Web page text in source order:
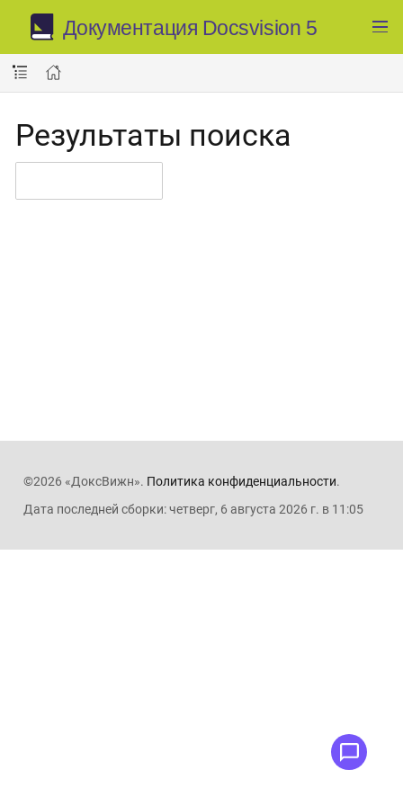
Документация Docsvision 5
Результаты поиска
©2026 «ДоксВижн». Политика конфиденциальности.
Дата последней сборки: четверг, 6 августа 2026 г. в 11:05